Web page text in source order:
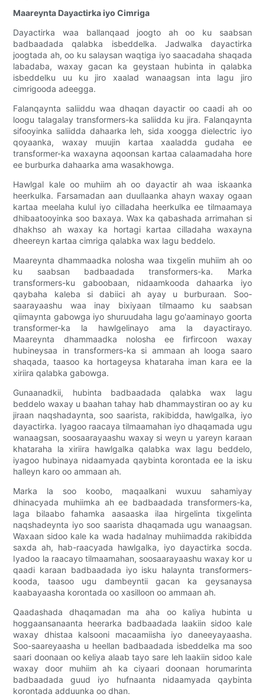
Maareynta Dayactirka iyo Cimriga
Dayactirka waa ballanqaad joogto ah oo ku saabsan
badbaadada qalabka isbeddelka. Jadwalka dayactirka
joogtada ah, oo ku salaysan waqtiga iyo saacadaha shaqada
labadaba, waxay gacan ka geystaan ​​​​hubinta in qalabka
isbeddelku uu ku jiro xaalad wanaagsan inta lagu jiro
cimrigooda adeegga.
Falanqaynta saliiddu waa dhaqan dayactir oo caadi ah oo
loogu talagalay transformers-ka saliidda ku jira. Falanqaynta
sifooyinka saliidda dahaarka leh, sida xoogga dielectric iyo
qoyaanka, waxay muujin kartaa xaaladda gudaha ee
transformer-ka waxayna aqoonsan kartaa calaamadaha hore
ee burburka dahaarka ama wasakhowga.
Hawlgal kale oo muhiim ah oo dayactir ah waa iskaanka
heerkulka. Farsamadan aan duullaanka ahayn waxay ogaan
kartaa meelaha kulul iyo cilladaha heerkulka ee tilmaamaya
dhibaatooyinka soo baxaya. Wax ka qabashada arrimahan si
dhakhso ah waxay ka hortagi kartaa cilladaha waxayna
dheereyn kartaa cimriga qalabka wax lagu beddelo.
Maareynta dhammaadka nolosha waa tixgelin muhiim ah oo
ku saabsan badbaadada transformers-ka. Marka
transformers-ku gaboobaan, nidaamkooda dahaarka iyo
qaybaha kaleba si dabiici ah ayay u burburaan. Soo-
saarayaashu waa inay bixiyaan tilmaamo ku saabsan
qiimaynta gabowga iyo shuruudaha lagu go'aaminayo goorta
transformer-ka la hawlgelinayo ama la dayactirayo.
Maareynta dhammaadka nolosha ee firfircoon waxay
hubineysaa in transformers-ka si ammaan ah looga saaro
shaqada, taasoo ka hortageysa khataraha iman kara ee la
xiriira qalabka gabowga.
Gunaanadkii, hubinta badbaadada qalabka wax lagu
beddelo waxay u baahan tahay hab dhammaystiran oo ay ku
jiraan naqshadaynta, soo saarista, rakibidda, hawlgalka, iyo
dayactirka. Iyagoo raacaya tilmaamahan iyo dhaqamada ugu
wanaagsan, soosaarayaashu waxay si weyn u yareyn karaan
khataraha la xiriira hawlgalka qalabka wax lagu beddelo,
iyagoo hubinaya nidaamyada qaybinta korontada ee la isku
halleyn karo oo ammaan ah.
Marka la soo koobo, maqaalkani wuxuu sahamiyay
dhinacyada muhiimka ah ee badbaadada transformers-ka,
laga bilaabo fahamka aasaaska ilaa hirgelinta tixgelinta
naqshadeynta iyo soo saarista dhaqamada ugu wanaagsan.
Waxaan sidoo kale ka wada hadalnay muhiimadda rakibidda
saxda ah, hab-raacyada hawlgalka, iyo dayactirka socda.
Iyadoo la raacayo tilmaamahan, soosaarayaashu waxay kor u
qaadi karaan badbaadada iyo isku halaynta transformers-
kooda, taasoo ugu dambeyntii gacan ka geysanaysa
kaabayaasha korontada oo xasilloon oo ammaan ah.
Qaadashada dhaqamadan ma aha oo kaliya hubinta u
hoggaansanaanta heerarka badbaadada laakiin sidoo kale
waxay dhistaa kalsooni macaamiisha iyo daneeyayaasha.
Soo-saareyaasha u heellan badbaadada isbeddelka ma soo
saari doonaan oo keliya alaab tayo sare leh laakiin sidoo kale
waxay door muhiim ah ka ciyaari doonaan horumarinta
badbaadada guud iyo hufnaanta nidaamyada qaybinta
korontada adduunka oo dhan.